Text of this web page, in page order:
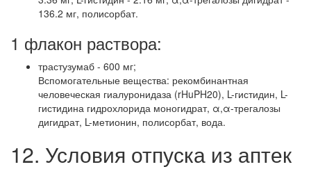
136.2 мг, полисорбат.
1 флакон раствора:
трастузумаб - 600 мг;
Вспомогательные вещества: рекомбинантная
человеческая гиалуронидаза (rHuPH20), L-гистидин, L-
гистидина гидрохлорида моногидрат, α,α-трегалозы
дигидрат, L-метионин, полисорбат, вода.
12. Условия отпуска из аптек